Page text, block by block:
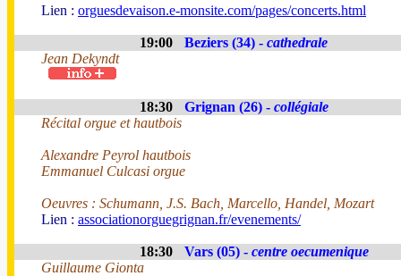
Lien : orguesdevaison.e-monsite.com/pages/concerts.html
19:00 Beziers (34) - cathedrale
Jean Dekyndt
18:30 Grignan (26) - collégiale
Récital orgue et hautbois
Alexandre Peyrol hautbois
Emmanuel Culcasi orgue
Oeuvres : Schumann, J.S. Bach, Marcello, Handel, Mozart
Lien : associationorguegrignan.fr/evenements/
18:30 Vars (05) - centre oecumenique
Guillaume Gionta